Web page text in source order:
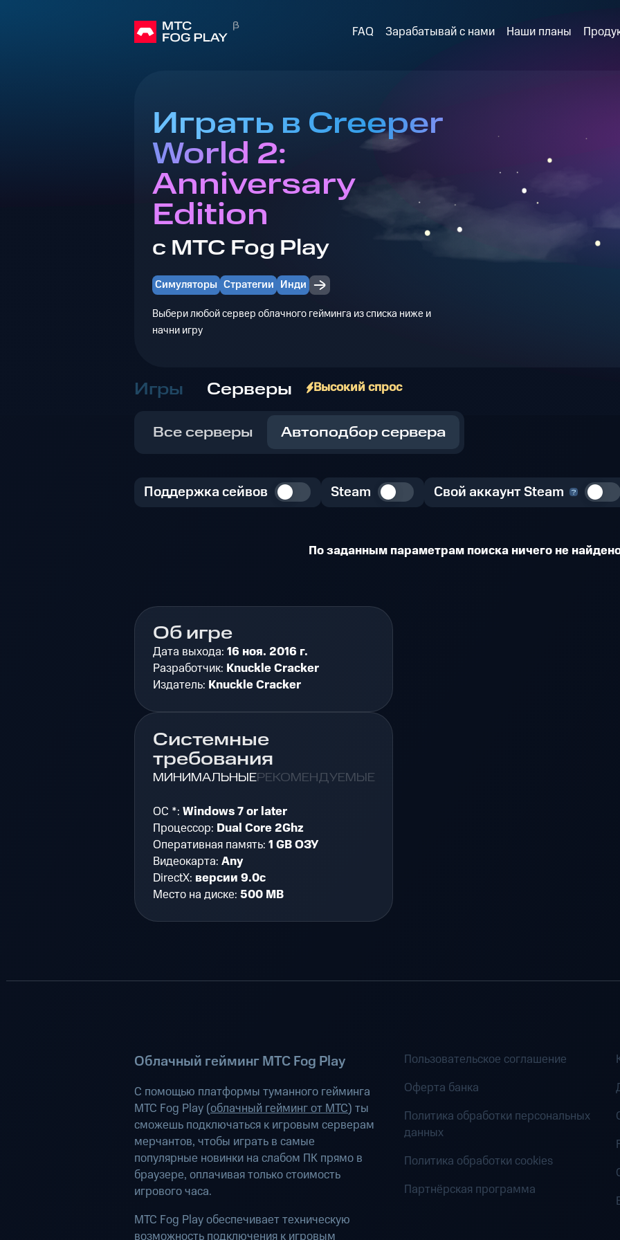
FAQ Зарабатывай с нами Наши планы
Играть в Creeper
World 2:
Anniversary
Edition
с МТС Fog Play
Симуляторы Стратегии Инди
Выбери любой сервер облачного гейминга из списка ниже и
начни игру
Игры Серверы Высокий спрос
Все серверы Автоподбор сервера
Поддержка сейвов Steam Свой аккаунт Steam
По заданным параметрам поиска ничего не
Об игре
Дата выхода: 16 ноя. 2016 г.
Разработчик: Knuckle Cracker
Издатель: Knuckle Cracker
Системные
требования
МИНИМАЛЬНЫЕРЕКОМЕНДУЕМЫЕ
ОС *: Windows 7 or later
Процессор: Dual Core 2Ghz
Оперативная память: 1 GB ОЗУ
Видеокарта: Any
DirectX: версии 9.0c
Место на диске: 500 MB
Облачный гейминг МТС Fog Play
С помощью платформы туманного гейминга
МТС Fog Play (облачный гейминг от МТС) ты
сможешь подключаться к игровым серверам
мерчантов, чтобы играть в самые
популярные новинки на слабом ПК прямо в
браузере, оплачивая только стоимость
игрового часа.
МТС Fog Play обеспечивает техническую
возможность подключения к игровым
Пользовательское соглашение
Оферта банка
Политика обработки персональных
данных
Политика обработки cookies
Партнёрская программа